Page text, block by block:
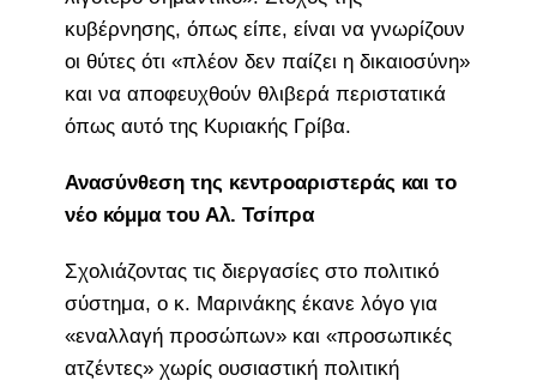
κυβέρνησης, όπως είπε, είναι να γνωρίζουν
οι θύτες ότι «πλέον δεν παίζει η δικαιοσύνη»
και να αποφευχθούν θλιβερά περιστατικά
όπως αυτό της Κυριακής Γρίβα.
Ανασύνθεση της κεντροαριστεράς και το
νέο κόμμα του Αλ. Τσίπρα
Σχολιάζοντας τις διεργασίες στο πολιτικό
σύστημα, ο κ. Μαρινάκης έκανε λόγο για
«εναλλαγή προσώπων» και «προσωπικές
ατζέντες» χωρίς ουσιαστική πολιτική